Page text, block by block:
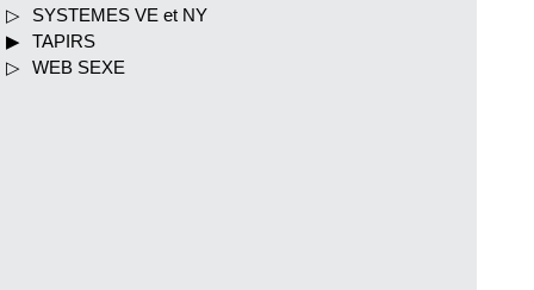
SYSTEMES VE et NY
TAPIRS
WEB SEXE